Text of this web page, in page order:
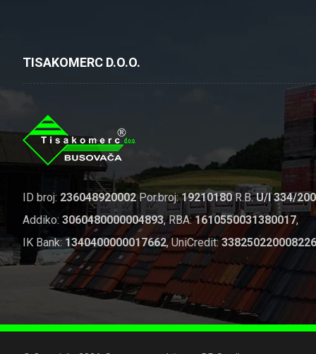
TISAKOMERC D.O.O.
ID broj: 236048920002Por.broj:19210180R.B.U/I 334/
Addiko: 3060480000004893, RBA:1610550031380017,
IK Bank: 1340400000017662, UniCredit: